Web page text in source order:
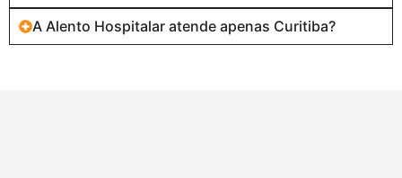
A Alento Hospitalar atende apenas Curitiba?